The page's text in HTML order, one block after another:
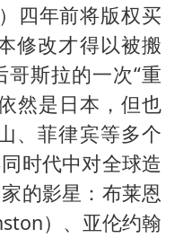
四年前将版权买
修改才得以被搬
斯拉的一次“重
然是日本，但也
、菲律宾等多个
时代中对全球造
的影星：布莱恩
）、亚伦约翰